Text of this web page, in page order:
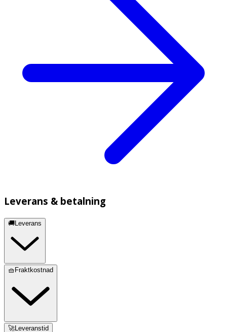
Leverans & betalning
🚚Leverans
🧺Fraktkostnad
🚀Leveranstid